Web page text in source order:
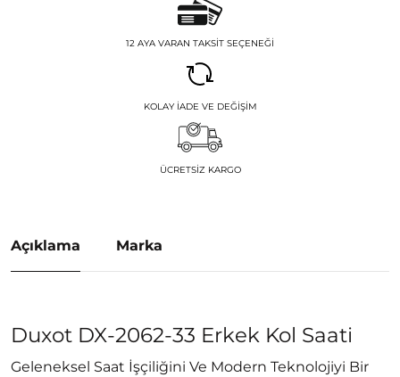
12 AYA VARAN TAKSIT SEÇENEĞI
KOLAY İADE VE DEĞIŞIM
ÜCRETSIZ KARGO
Açıklama Marka
Duxot DX-2062-33 Erkek Kol Saati
Geleneksel Saat İşçiliğini Ve Modern Teknolojiyi Bir